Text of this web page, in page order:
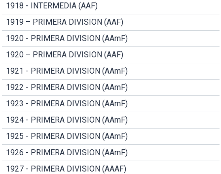
1918 - INTERMEDIA (AAF)
1919 – PRIMERA DIVISION (AAF)
1920 - PRIMERA DIVISION (AAmF)
1920 – PRIMERA DIVISION (AAF)
1921 - PRIMERA DIVISION (AAmF)
1922 - PRIMERA DIVISION (AAmF)
1923 - PRIMERA DIVISION (AAmF)
1924 - PRIMERA DIVISION (AAmF)
1925 - PRIMERA DIVISION (AAmF)
1926 - PRIMERA DIVISION (AAmF)
1927 - PRIMERA DIVISION (AAAF)